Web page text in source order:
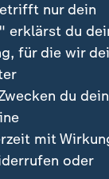
nur dein
erklärst du
für die wir
du
mit
oder